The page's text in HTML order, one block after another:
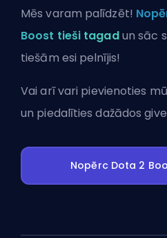
Mēs varam palīdzēt!
Boost tieši tagadun sāc
tiešām esi pelnījis!
Vai arī vari pievienoties
un piedalīties dažādos
Nopērc Dota 2